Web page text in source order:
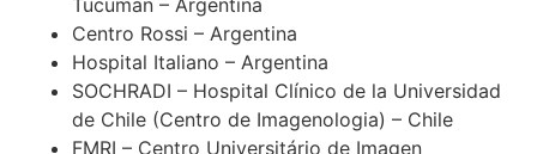
Tucuman – Argentina
Centro Rossi – Argentina
Hospital Italiano – Argentina
SOCHRADI – Hospital Clínico de la Universidad
de Chile (Centro de Imagenologia) – Chile
FMRI – Centro Universitário de Imagen